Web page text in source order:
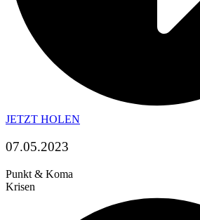
JETZT HOLEN
07.05.2023
Punkt & Koma
Krisen